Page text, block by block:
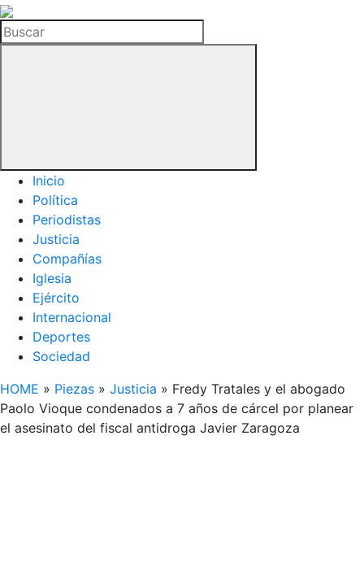
La
Hemeroteca
del
Buscar
Inicio
Política
Periodistas
Justicia
Compañías
Iglesia
Ejército
Internacional
Deportes
Sociedad
HOME » Piezas » Justicia » Fredy Tratales y el abogado
Paolo Vioque condenados a 7 años de cárcel por planear
el asesinato del fiscal antidroga Javier Zaragoza